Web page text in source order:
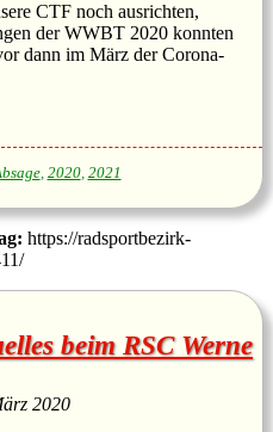
CTF noch ausrichten,
der WWBT 2020 konnten
dann im März der Corona-
, 2020, 2021
https://radsportbezirk-
beim RSC Werne
2020